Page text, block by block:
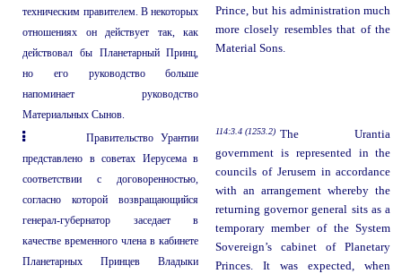
техническим правителем. В некоторых
отношениях он действует так, как
действовал бы Планетарный Принц,
но его руководство больше
напоминает руководство
Материальных Сынов.
Prince, but his administration much
more closely resembles that of the
Material Sons.
Правительство Урантии
представлено в советах Иерусема в
соответствии с договоренностью,
согласно которой возвращающийся
генерал-губернатор заседает в
качестве временного члена в кабинете
Планетарных Принцев Владыки
114:3.4 (1253.2) The Urantia
government is represented in the
councils of Jerusem in accordance
with an arrangement whereby the
returning governor general sits as a
temporary member of the System
Sovereign’s cabinet of Planetary
Princes. It was expected, when